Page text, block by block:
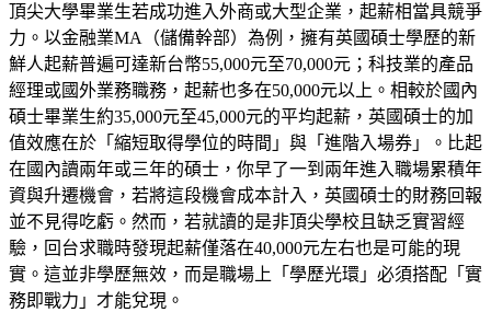
頂尖大學畢業生若成功進入外商或大型企業，起薪相當具競爭
力。以金融業MA（儲備幹部）為例，擁有英國碩士學歷的新
鮮人起薪普遍可達新台幣55,000元至70,000元；科技業的產品
經理或國外業務職務，起薪也多在50,000元以上。相較於國內
碩士畢業生約35,000元至45,000元的平均起薪，英國碩士的加
值效應在於「縮短取得學位的時間」與「進階入場券」。比起
在國內讀兩年或三年的碩士，你早了一到兩年進入職場累積年
資與升遷機會，若將這段機會成本計入，英國碩士的財務回報
並不見得吃虧。然而，若就讀的是非頂尖學校且缺乏實習經
驗，回台求職時發現起薪僅落在40,000元左右也是可能的現
實。這並非學歷無效，而是職場上「學歷光環」必須搭配「實
務即戰力」才能兌現。